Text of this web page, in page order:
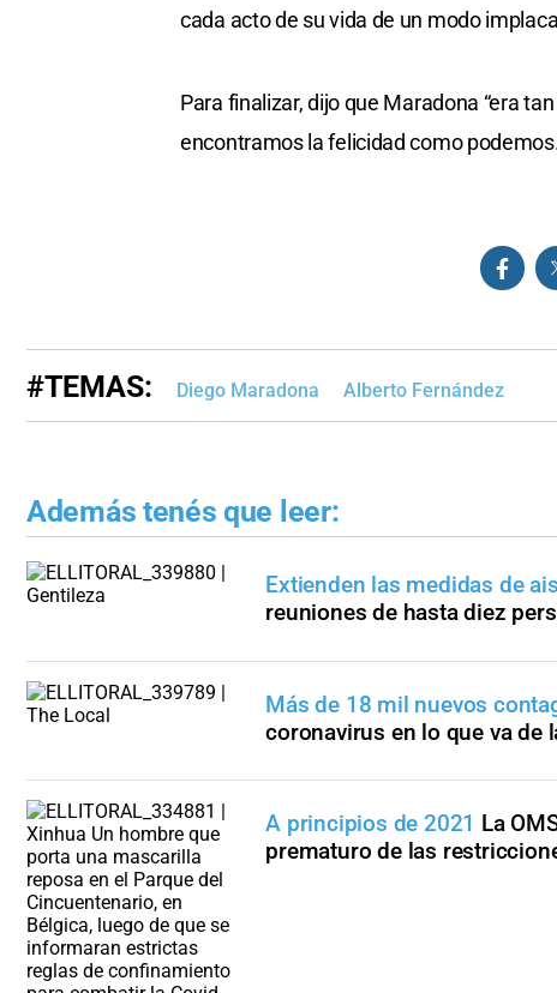
cada acto de su vida de un modo
Para finalizar, dijo que Maradona “era
encontramos la felicidad como
#TEMAS: Diego Maradona Alberto Fernández
Además tenés que leer:
Extienden las medidas de
reuniones de hasta diez
Más de 18 mil nuevos
coronavirus en lo que va de
A principios de 2021 La
prematuro de las